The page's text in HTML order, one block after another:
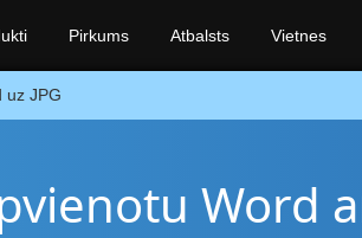
uz JPG
Word
Pirkums Atbalsts Vietnes